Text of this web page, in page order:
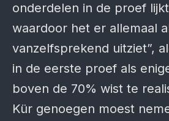
onderdelen in de proef
waardoor het er allemaal
vanzelfsprekend uitziet”,
in de eerste proef als
boven de 70% wist te
Kür genoegen moest